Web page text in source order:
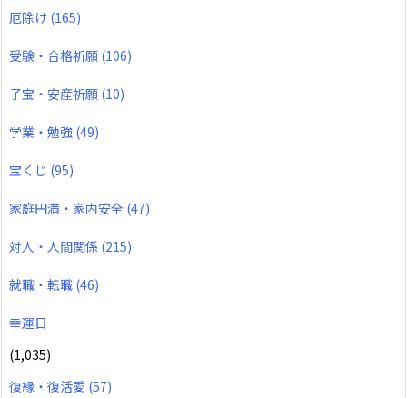
厄除け (165)
受験・合格祈願 (106)
子宝・安産祈願 (10)
学業・勉強 (49)
宝くじ (95)
家庭円満・家内安全 (47)
対人・人間関係 (215)
就職・転職 (46)
幸運日
(1,035)
復縁・復活愛 (57)